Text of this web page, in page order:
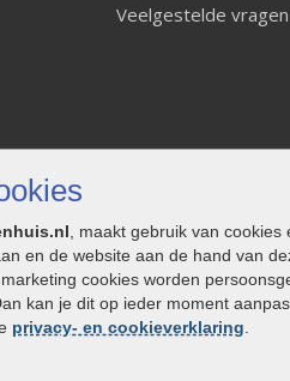
, maakt gebruik van
en de website aan de hand van
cookies worden
kan je dit op ieder moment
privacy- en cookieverklaring
Veelgestelde vragen